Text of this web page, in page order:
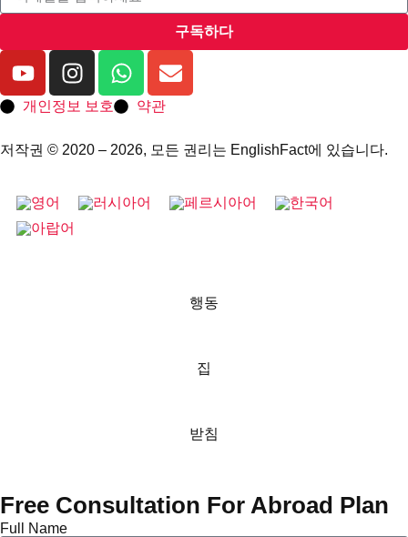
구독하다
개인정보 보호 약관
저작권 © 2020 – 2026, 모든 권리는 EnglishFact에 있습니다.
행동
집
받침
Free Consultation For Abroad Plan
Full Name